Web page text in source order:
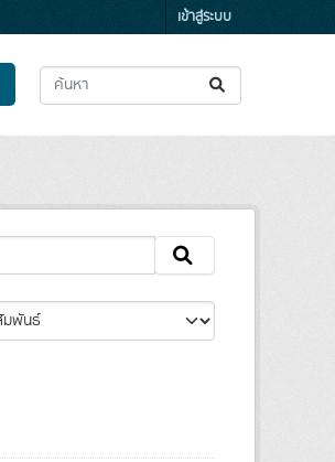
เข้าสู่ระบบ